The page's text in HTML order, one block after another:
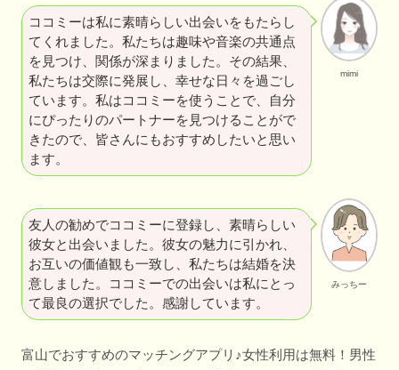
mimi
ココミーは私に素晴らしい出会いをもたらし
てくれました。私たちは趣味や音楽の共通点
を見つけ、関係が深まりました。その結果、
私たちは交際に発展し、幸せな日々を過ごし
ています。私はココミーを使うことで、自分
にぴったりのパートナーを見つけることがで
きたので、皆さんにもおすすめしたいと思い
ます。
みっちー
友人の勧めでココミーに登録し、素晴らしい
彼女と出会いました。彼女の魅力に引かれ、
お互いの価値観も一致し、私たちは結婚を決
意しました。ココミーでの出会いは私にとっ
て最良の選択でした。感謝しています。
富山でおすすめのマッチングアプリ♪女性利用は無料！男性